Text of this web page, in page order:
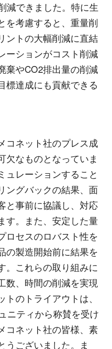
減できました。特に生
を考慮すると、重量削
ントの大幅削減に直結
ーションがコスト削減
棄やCO2排出量の削減
標達成にも貢献できる
コネット社のプレス成
欠なものとなっていま
ュレーションすること
ングバックの結果、面
と事前に協議し、対応
す。また、安定した量
ロセスのロバスト性を
の製造開始前に結果を
。これらの取り組みに
数、時間の削減を実現
のトライアウトは、
ニティから称賛を受け
コネット社の皆様、素
うございました。ま